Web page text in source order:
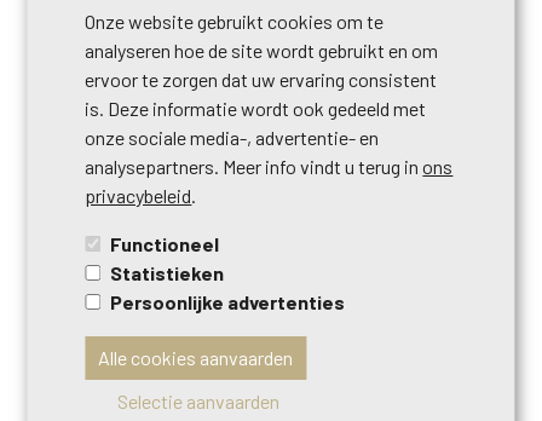
CENTURY 21 Home Sweet Home te beïnvloeden.
8. Onze adverteerders
Op CENTURY 21 Home Sweet Home adverteren meerdere
partijen, die allemaal hun eigen cookies plaatsen.
Deze adverteerders gebruiken technologie voor hun
advertenties en de links in hun advertenties die direct
door uw browser worden herkend. Ze gebruiken onder
meer automatische herkenning van IP-adressen die
Daarnaast worden cookies, javascript en eventueel
webbeacons ingezet om te monitoren hoe effectief de
Onze website gebruikt cookies om te
analyseren hoe de site wordt gebruikt en om
ervoor te zorgen dat uw ervaring consistent
is. Deze informatie wordt ook gedeeld met
onze sociale media-, advertentie- en
analysepartners. Meer info vindt u terug in ons
privacybeleid
Functioneel
Statistieken
Persoonlijke advertenties
Alle cookies aanvaarden
Selectie aanvaarden